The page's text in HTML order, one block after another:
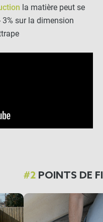
la matière peut se
sur la dimension
#2 POINTS DE